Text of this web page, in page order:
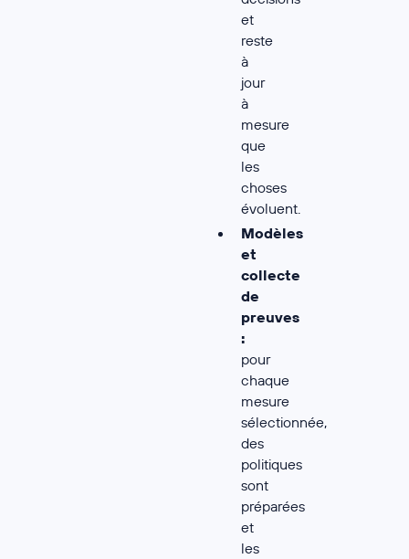
et
reste
à
jour
à
mesure
que
les
choses
évoluent.
Modèles
et
collecte
de
preuves
:
pour
chaque
mesure
sélectionnée,
des
politiques
sont
préparées
et
les